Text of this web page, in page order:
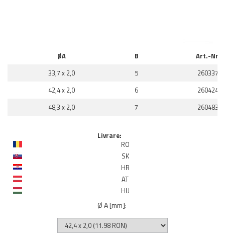
ØA B
Art.-Nr.
33,7 x 2,0
5
260337
42,4 x 2,0
6
260424
48,3 x 2,0
7 260483
Livrare:
RO
SK
HR
AT
HU
Ø A [mm]: